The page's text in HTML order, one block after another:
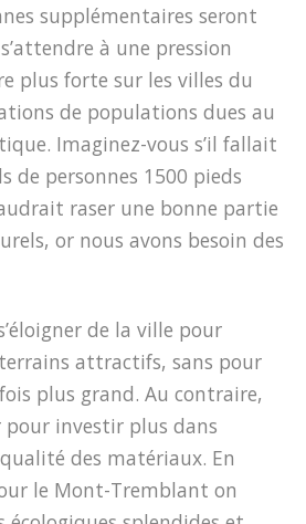
supplémentaires seront
à une pression
plus forte sur les villes du
de populations dues au
Imaginez-vous s’il fallait
de personnes 1500 pieds
raser une bonne partie
or nous avons besoin des
de la ville pour
attractifs, sans pour
plus grand. Au contraire,
investir plus dans
des matériaux. En
le Mont-Tremblant on